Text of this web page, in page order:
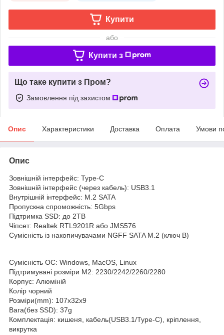
Купити
або
Купити з
Що таке купити з Пром?
Замовлення під захистом
Опис Характеристики Доставка Оплата Умови
Опис
Зовнішній інтерфейс: Type-C
Зовнішній інтерфейс (через кабель): USB3.1
Внутрішній інтерфейс: M.2 SATA
Пропускна спроможність: 5Gbps
Підтримка SSD: до 2TB
Чіпсет: Realtek RTL9201R або JMS576
Сумісність із накопичувачами NGFF SATA M.2 (ключ B)
Сумісність ОС: Windows, MacOS, Linux
Підтримувані розміри M2: 2230/2242/2260/2280
Корпус: Алюміній
Колір чорний
Розміри(mm): 107x32x9
Вага(без SSD): 37g
Комплектація: кишеня, кабель(USB3.1/Type-C), кріплення,
викрутка